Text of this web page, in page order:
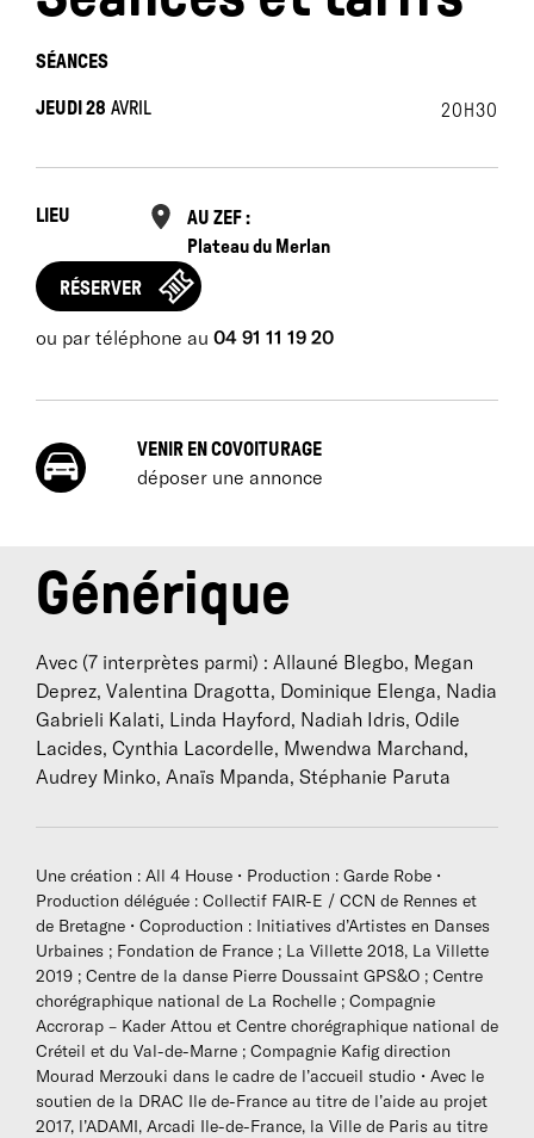
SÉANCES
JEUDI 28 AVRIL 20H30
LIEU
AU ZEF :
Plateau du Merlan
RÉSERVER
ou par téléphone au 04 91 11 19 20
VENIR EN COVOITURAGE
déposer une annonce
Générique
Avec (7 interprètes parmi) : Allauné Blegbo, Megan
Deprez, Valentina Dragotta, Dominique Elenga, Nadia
Gabrieli Kalati, Linda Hayford, Nadiah Idris, Odile
Lacides, Cynthia Lacordelle, Mwendwa Marchand,
Audrey Minko, Anaïs Mpanda, Stéphanie Paruta
Une création : All 4 House • Production : Garde Robe •
Production déléguée : Collectif FAIR-E / CCN de Rennes et
de Bretagne • Coproduction : Initiatives d’Artistes en Danses
Urbaines ; Fondation de France ; La Villette 2018, La Villette
2019 ; Centre de la danse Pierre Doussaint GPS&O ; Centre
chorégraphique national de La Rochelle ; Compagnie
Accrorap – Kader Attou et Centre chorégraphique national de
Créteil et du Val-de-Marne ; Compagnie Kafig direction
Mourad Merzouki dans le cadre de l’accueil studio • Avec le
soutien de la DRAC Ile de-France au titre de l’aide au projet
2017, l’ADAMI, Arcadi Ile-de-France, la Ville de Paris au titre